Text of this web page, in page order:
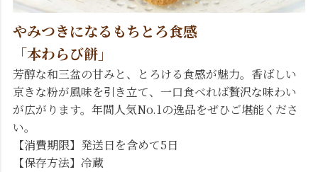
やみつきになるもちとろ食感
「本わらび餅」
芳醇な和三盆の甘みと、とろける食感が魅力。香ばしい
京きな粉が風味を引き立て、一口食べれば贅沢な味わい
が広がります。年間人気No.1の逸品をぜひご堪能くださ
い。
【消費期限】発送日を含めて5日
【保存方法】冷蔵